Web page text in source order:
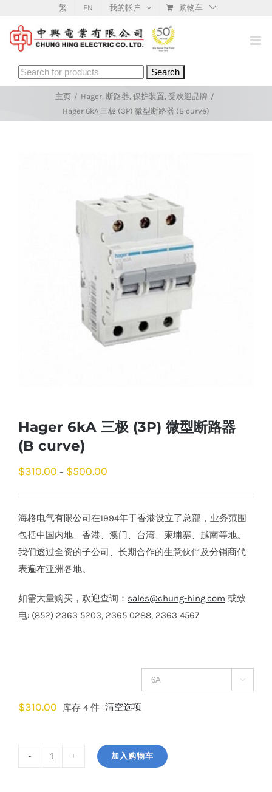
content
繁 EN 我的帐户 购物车
Search
for:
主页 / Hager, 断路器, 保护装置, 受欢迎品牌 /
Hager 6kA 三极 (3P) 微型断路器 (B curve)
Hager 6kA 三极 (3P) 微型断路器
(B curve)
$310.00 – $500.00
海格电气有限公司在1994年于香港设立了总部，业务范围
包括中国内地、香港、澳门、台湾、柬埔寨、越南等地。
我们透过全资的子公司、长期合作的生意伙伴及分销商代
表遍布亚洲各地。
如需大量购买，欢迎查询： sales@chung-hing.com 或致
电: (852) 2363 5203, 2365 0288, 2363 4567

$310.00 库存 4 件 清空选项
加入购物车